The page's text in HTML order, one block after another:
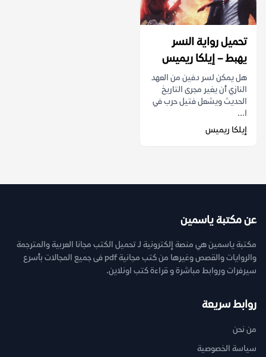
تحميل رواية النسر
يهبط – إيلكا ريميس
هل يمكن لسر دفين من العهد
النازي أن يغير مجرى التاريخ
الحديث ويشعل فتيل حرب في
ا...
إيلكا ريميس
عن مكتبة ياسمين
مكتبة ياسمين هي منصة إلكترونية لـ تحميل الكتب مجانا العربية والمترجمة
والروايات والقصص وغيرها من كتب مجانية pdf فى جميع المجالات بأسرع
سيرفرات وروابط مباشرة و قراءة كتب اونلاين.
روابط سريعة
من نحن
سياسة الخصوصية